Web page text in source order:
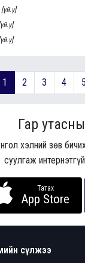
[үй.ү]
1 2 3 4 5
Гар
хэлний зөв
суулгаж
Татах
App Store
сүлжээ